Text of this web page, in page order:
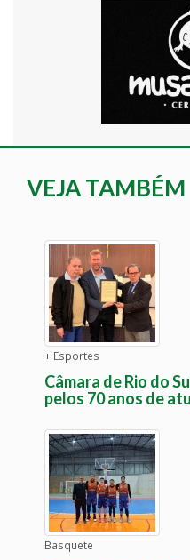
VEJA TAMBÉM
+ Esportes
Câmara de Rio do
pelos 70 anos de
Basquete